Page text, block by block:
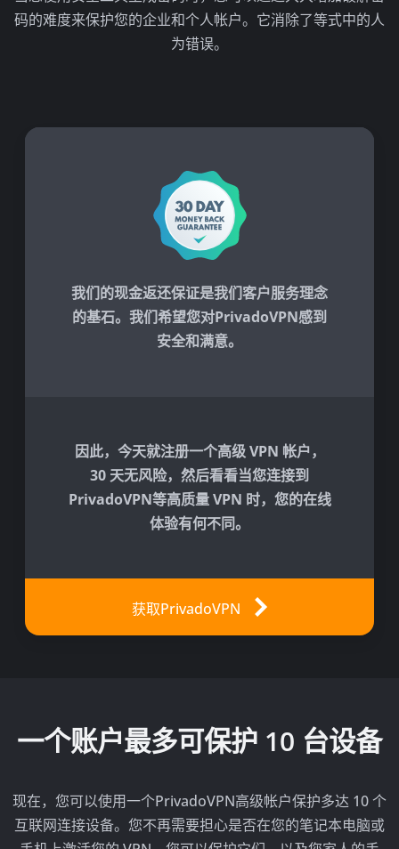
码的难度来保护您的企业和个人帐户。它消除了等式中的人
为错误。
我们的现金返还保证是我们客户服务理念
的基石。我们希望您对PrivadoVPN感到
安全和满意。
因此，今天就注册一个高级 VPN 帐户，
30 天无风险，然后看看当您连接到
PrivadoVPN等高质量 VPN 时，您的在线
体验有何不同。
获取PrivadoVPN
一个账户最多可保护 10 台设备
现在，您可以使用一个PrivadoVPN高级帐户保护多达 10 个
互联网连接设备。您不再需要担心是否在您的笔记本电脑或